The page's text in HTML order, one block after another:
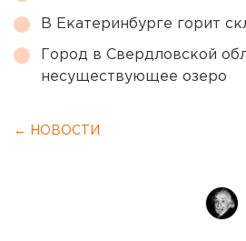
В Екатеринбурге горит
Город в Свердловской
несуществующее озеро
← НОВОСТИ